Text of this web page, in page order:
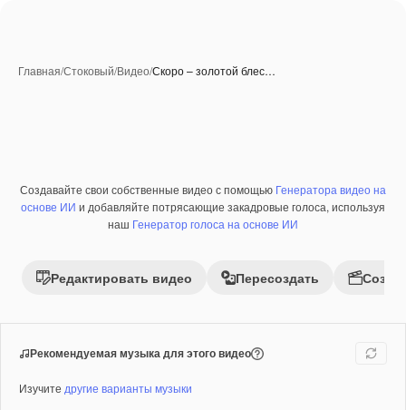
Главная/Стоковый/Видео/Скоро – золотой блес…
Премиум
Создавайте свои собственные видео с помощью Генератора видео на
основе ИИ и добавляйте потрясающие закадровые голоса, используя
наш Генератор голоса на основе ИИ
Редактировать видео Пересоздать
Рекомендуемая музыка для этого видео
Изучите другие варианты музыки